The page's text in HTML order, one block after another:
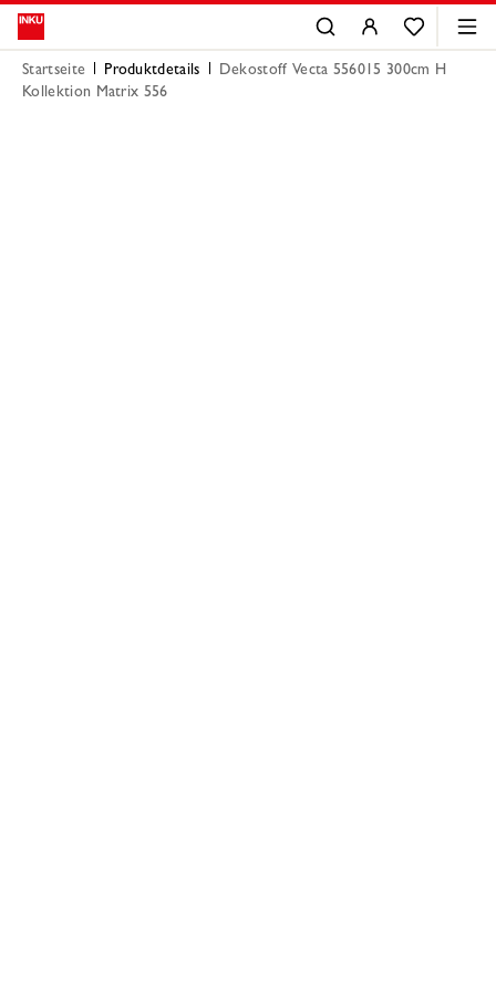
Startseite Produktdetails
Dekostoff Vecta 556015 300cm H
Kollektion Matrix 556